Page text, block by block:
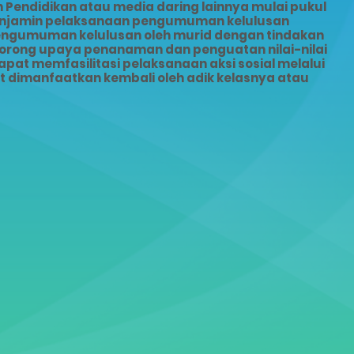
atau media daring lainnya mulai pukul
pelaksanaan pengumuman kelulusan
kelulusan oleh murid dengan tindakan
upaya penanaman dan penguatan nilai-nilai
memfasilitasi pelaksanaan aksi sosial melalui
kembali oleh adik kelasnya atau